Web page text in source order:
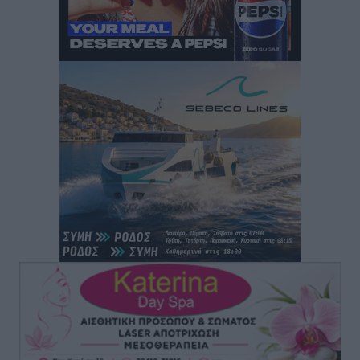
Πέθανε ο σπουδαίος διανοούμενος, Στέλιος Ράμφος σε
ηλικία 87 ετών
Γιάννης Παππάς: «Σημαντική ανάσα για τις
επιχειρήσεις η παράταση του “Εξοικονομώ –
Τοπικές Ειδήσεις πριν 5 ώρες
Έκτακτη δια περιφοράς συνεδρίαση του Δημοτικού
Συμβουλίου Ρόδου αύριο
Τοπικές Ειδήσεις• πριν 5 ώρες
Βασίλης Α. Υψηλάντης από Καστελλόριζο και Ρω: «Η
παρουσία μου στο Καστελλόριζο και τη Ρω αποτελεί
χρέος, τιμή και ανανέωση της δέσμευσής μου